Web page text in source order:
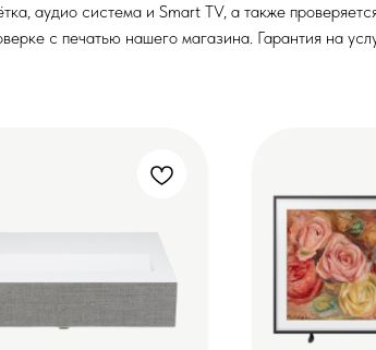
аудио система и Smart TV, а также
с печатью нашего магазина. Гарантия на